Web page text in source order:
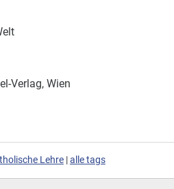
Verlag, Wien
Lehre|alle tags